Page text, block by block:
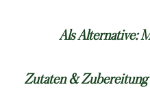
Als Alternative:
Zutaten & Zubereitung